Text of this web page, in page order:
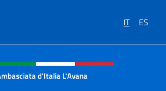
IT ES
social e menù
d'Italia L'Avana